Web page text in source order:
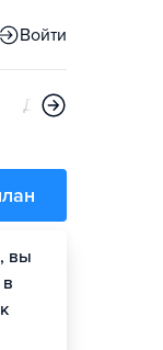
Войти
Дни открытых
вы